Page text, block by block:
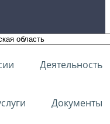
Деятельность
Документы